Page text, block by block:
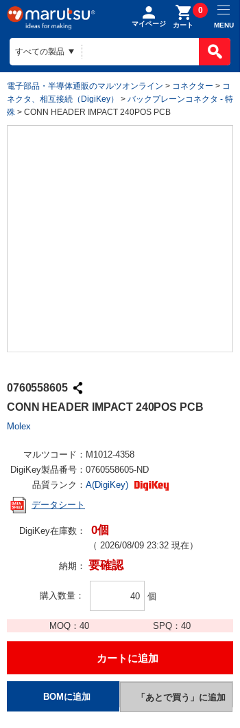
マイページ カート
0
MENU
電子部品・半導体通販のマルツオンライン > コネクター > コ
ネクタ、相互接続（DigiKey）
> バックプレーンコネクタ - 特
殊 > CONN HEADER IMPACT 240POS PCB
0760558605
CONN HEADER IMPACT 240POS PCB
Molex
マルツコード： M1012-4358
DigiKey製品番号： 0760558605-ND
品質ランク： A(DigiKey)
データシート
DigiKey在庫数： 0個
（ 2026/08/09 23:32 現在）
納期： 要確認
購入数量 個
MOQ： 40 SPQ：40